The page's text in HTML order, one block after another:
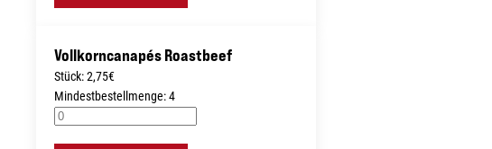
Vollkorncanapés Roastbeef
Stück: 2,75€
Mindestbestellmenge: 4